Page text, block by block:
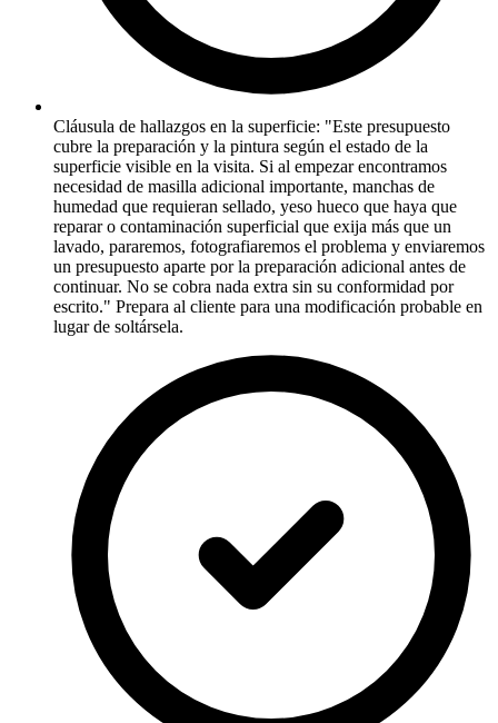
Cláusula de hallazgos en la superficie: "Este presupuesto
cubre la preparación y la pintura según el estado de la
superficie visible en la visita. Si al empezar encontramos
necesidad de masilla adicional importante, manchas de
humedad que requieran sellado, yeso hueco que haya que
reparar o contaminación superficial que exija más que un
lavado, pararemos, fotografiaremos el problema y enviaremos
un presupuesto aparte por la preparación adicional antes de
continuar. No se cobra nada extra sin su conformidad por
escrito." Prepara al cliente para una modificación probable en
lugar de soltársela.